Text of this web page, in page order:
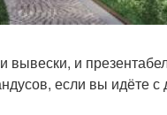
вывески, и
если вы идёте с